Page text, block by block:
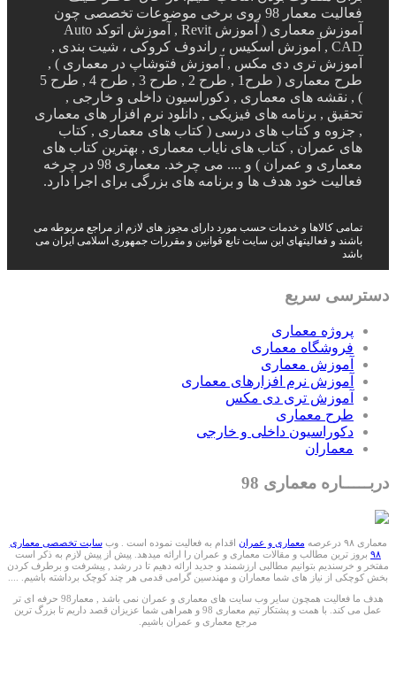
فعالیت معمار 98 روی برخی موضوعات تخصصی چون
آموزش معماری ( آموزش Revit , آموزش اتوکد Auto
CAD , آموزش اسکیس ، راندوف کروکی ، شیت بندی ,
آموزش تری دی مکس , آموزش فتوشاپ در معماری ) ,
طرح معماری ( طرح1 , طرح 2 , طرح 3 , طرح 4 , طرح 5
) , نقشه های معماری , دکوراسیون داخلی و خارجی ,
تحقیق , برنامه های فیزیکی , دانلود نرم افزار های معماری
, جزوه و کتاب های درسی ( کتاب های معماری , کتاب
های عمران , کتاب های نایاب معماری , بهترین کتاب های
معماری و عمران ) و .... می چرخد. معماری 98 در چرخه
فعالیت خود هدف ها و برنامه های بزرگی برای اجرا دارد.
تمامی کالاها و خدمات حسب مورد دارای مجوز های لازم از مراجع مربوطه می
باشند و فعالیتهای این سایت تابع قوانین و مقررات جمهوری اسلامی ایران می
باشد
دسترسی سریع
پروژه معماری
فروشگاه معماری
آموزش معماری
آموزش نرم افزارهای معماری
آموزش تری دی مکس
طرح معماری
دکوراسیون داخلی و خارجی
معماران
دربـــــاره معماری 98
معماری ۹۸ درعرصه معماری و عمران اقدام به فعالیت نموده است . وبسایت تخصصی معماری
۹۸ بروز ترین مطالب و مقالات معماری و عمران را ارائه میدهد. پیش از پیش لازم به ذکر است
مفتخر و خرسندیم بتوانیم مطالبی ارزشمند و جدید ارائه دهیم تا در رشد , پیشرفت و برطرف کردن
بخش کوچکی از نیاز های شما معماران و مهندسین گرامی قدمی هر چند کوچک برداشته باشیم. ....
هدف ما فعالیت همچون سایر وب سایت های معماری و عمران نمی باشد , معمار98 حرفه ای تر
عمل می کند. با همت و پشتکار تیم معماری 98 و همراهی شما عزیزان قصد داریم تا بزرگ ترین
مرجع معماری و عمران باشیم.